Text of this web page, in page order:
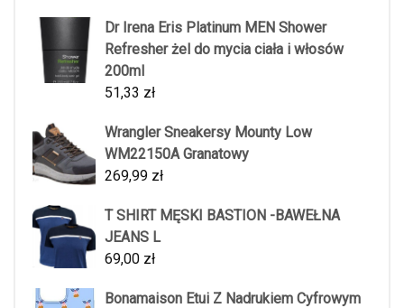
Dr Irena Eris Platinum MEN Shower
Refresher żel do mycia ciała i włosów
200ml
51,33 zł
Wrangler Sneakersy Mounty Low
WM22150A Granatowy
269,99 zł
T SHIRT MĘSKI BASTION -BAWEŁNA
JEANS L
69,00 zł
Bonamaison Etui Z Nadrukiem Cyfrowym